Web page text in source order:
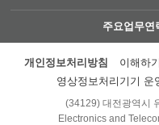
주요업무연
개인정보처리방침 이해하
영상정보처리기기 운
(34129) 대전광역시
Electronics and